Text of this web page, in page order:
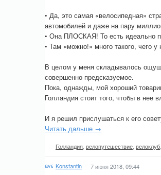
• Да, это самая «велосипедная»
автомобилей и даже на пару
• Она ПЛОСКАЯ! То есть идеально
• Там «можно!» много такого, чего у
В целом у меня складывалось
совершенно предсказуемое.
Пока, однажды, мой хороший
Голландия стоит того, чтобы в
И я решил прислушаться к его
Читать дальше →
Голландия велопутешествие велоклуб
Konstantin 7 июня 2018, 09:44